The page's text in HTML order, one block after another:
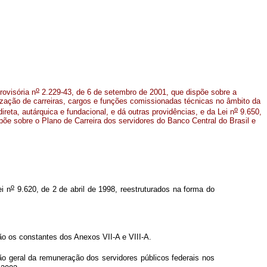
no 2.229-43, de 6 de setembro de 2001, que dispõe sobre a
de carreiras, cargos e funções comissionadas técnicas no âmbito da
autárquica e fundacional, e dá outras providências, e da Lei no 9.650,
sobre o Plano de Carreira dos servidores do Banco Central do Brasil e
no9.620, de 2 de abril de 1998, reestruturados na forma do
os constantes dos Anexos VII-A e VIII-A.
geral da remuneração dos servidores públicos federais nos